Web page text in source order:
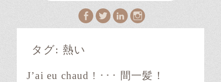
Facebook
TwitterLinkedIn
Instagram
タグ: 熱い
J’ai eu chaud ! ･･･ 間一髪！